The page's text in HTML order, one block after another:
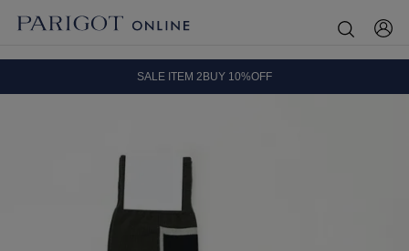
8.5 wedに会員プログラムが生まれ変わります！